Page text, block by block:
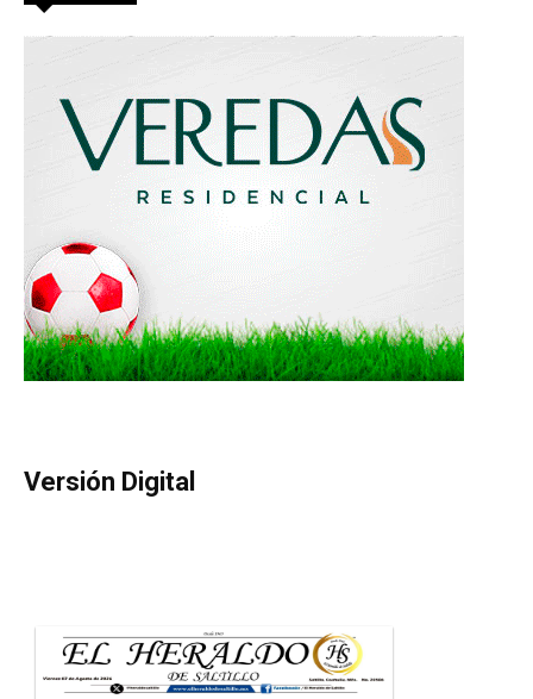
Versión Digital